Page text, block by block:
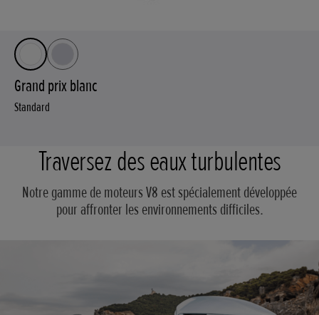
Grand prix blanc
Standard
Traversez des eaux turbulentes
Notre gamme de moteurs V8 est spécialement développée
pour affronter les environnements difficiles.